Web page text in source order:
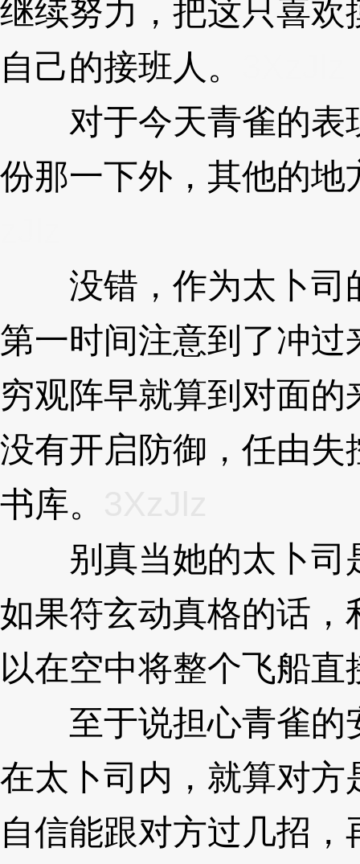
继续努力，把这只喜
自己的接班人。
对于今天青雀的表
份那一下外，其他的地
没错，作为太卜司
第一时间注意到了冲
穷观阵早就算到对面
没有开启防御，任由
书库。
别真当她的太卜司
如果符玄动真格的话
以在空中将整个飞船直
至于说担心青雀的
在太卜司内，就算对
自信能跟对方过几招